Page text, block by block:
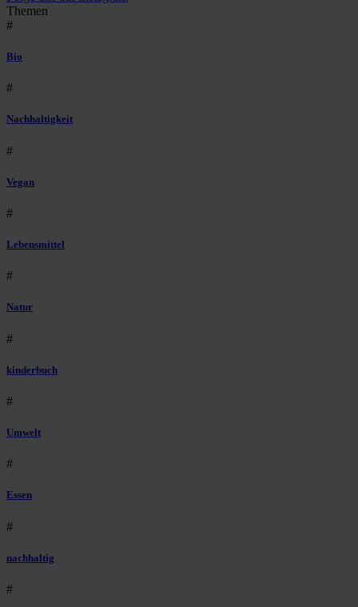
Themen
#
Bio
#
Nachhaltigkeit
#
Vegan
#
Lebensmittel
#
Natur
#
kinderbuch
#
Umwelt
#
Essen
#
nachhaltig
#